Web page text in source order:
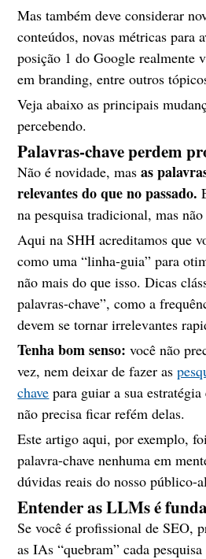
Mas também deve considerar
conteúdos, novas métricas para
posição 1 do Google realmente
em branding, entre outros
Veja abaixo as principais
percebendo.
Palavras-chave perdem
Não é novidade, masas
relevantes do que no passado.
na pesquisa tradicional, mas
Aqui na SHH acreditamos que
como uma “linha-guia” para
não mais do que isso. Dicas
palavras-chave”, como a
devem se tornar irrelevantes
Tenha bom senso:você não
vez, nem deixar de fazer as
chave para guiar a sua
não precisa ficar refém delas.
Este artigo aqui, por exemplo,
palavra-chave nenhuma em
dúvidas reais do nosso público-
Entender as LLMs é
Se você é profissional de SEO,
as IAs “quebram” cada